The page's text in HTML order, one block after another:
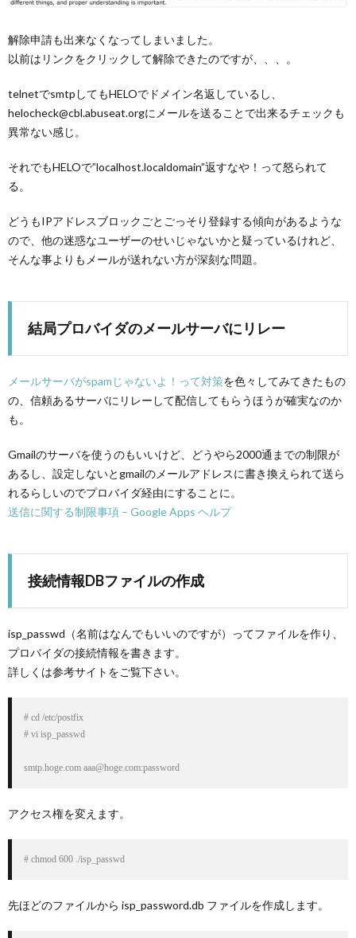
解除申請も出来なくなってしまいました。
以前はリンクをクリックして解除できたのですが、、、。
telnetでsmtpしてもHELOでドメイン名返しているし、
helocheck@cbl.abuseat.orgにメールを送ることで出来るチェックも
異常ない感じ。
それでもHELOで”localhost.localdomain”返すなや！って怒られて
る。
どうもIPアドレスブロックごとごっそり登録する傾向があるような
ので、他の迷惑なユーザーのせいじゃないかと疑っているけれど、
そんな事よりもメールが送れない方が深刻な問題。
結局プロバイダのメールサーバにリレー
メールサーバがspamじゃないよ！って対策を色々してみてきたもの
の、信頼あるサーバにリレーして配信してもらうほうが確実なのか
も。
Gmailのサーバを使うのもいいけど、どうやら2000通までの制限が
あるし、設定しないとgmailのメールアドレスに書き換えられて送ら
れるらしいのでプロバイダ経由にすることに。
送信に関する制限事項 – Google Apps ヘルプ
接続情報DBファイルの作成
isp_passwd（名前はなんでもいいのですが）ってファイルを作り、
プロバイダの接続情報を書きます。
詳しくは参考サイトをご覧下さい。
# cd /etc/postfix
# vi isp_passwd
アクセス権を変えます。
# chmod 600 ./isp_passwd
先ほどのファイルから isp_password.db ファイルを作成します。